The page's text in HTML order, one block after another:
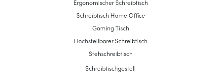
Ergonomischer Schreibtisch
Schreibtisch Home Office
Gaming Tisch
Hochstellbarer Schreibtisch
Stehschreibtisch
Schreibtischgestell